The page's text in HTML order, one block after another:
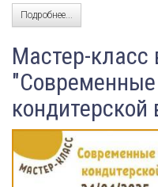
Подробнее...
Мастер-класс